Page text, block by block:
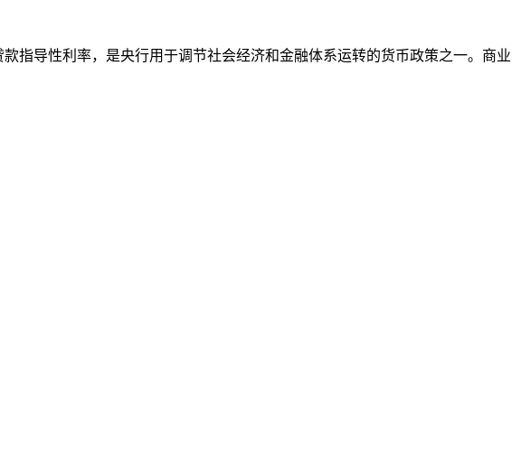
指导性利率，是央行用于调节社会经济和金融体系运转的货币政策之一。商业